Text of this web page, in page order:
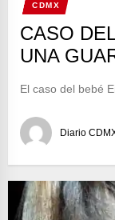
CDMX
CASO
UNA
El caso del bebé
Diario